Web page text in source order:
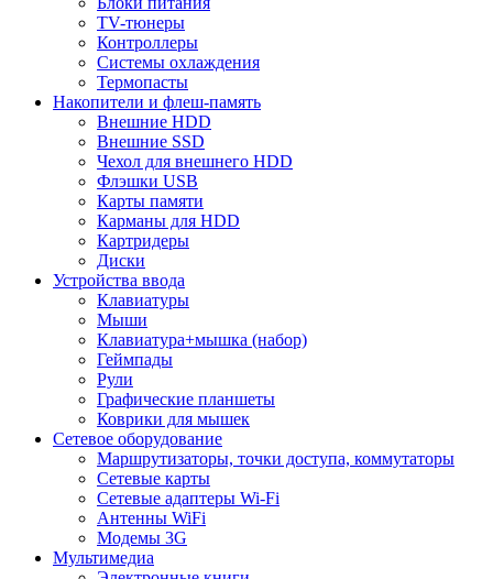
TV-тюнеры
Контроллеры
Системы охлаждения
Термопасты
Накопители и флеш-память
Внешние HDD
Внешние SSD
Чехол для внешнего HDD
Флэшки USB
Карты памяти
Карманы для HDD
Картридеры
Диски
Устройства ввода
Клавиатуры
Мыши
Клавиатура+мышка (набор)
Геймпады
Рули
Графические планшеты
Коврики для мышек
Сетевое оборудование
Маршрутизаторы, точки доступа, коммутаторы
Сетевые карты
Сетевые адаптеры Wi-Fi
Антенны WiFi
Модемы 3G
Мультимедиа